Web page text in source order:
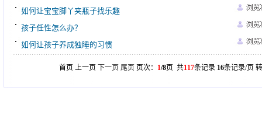
如何让宝宝脚丫夹瓶子找乐趣
孩子任性怎么办？
如何让孩子养成独睡的习惯
首页 上一页 下一页 尾页 页次： 1/8页 共117条记录 16条记录/页